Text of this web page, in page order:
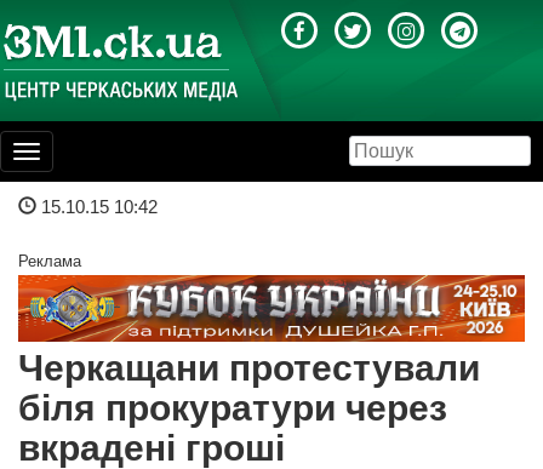
Toggle
navigation
15.10.15 10:42
Реклама
Черкащани протестували
біля прокуратури через
вкрадені гроші